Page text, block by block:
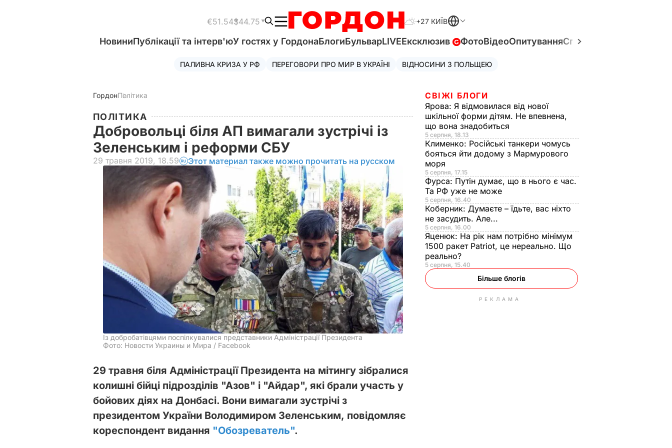
€51.54$44.75 +27 КИЇВ
НовиниПублікації та інтерв'юУ гостях у ГордонаБлогиБульварLIVEЕксклюзив ФотоВідеоОпитуванняСпецпроєкти
ПАЛИВНА КРИЗА У РФ ПЕРЕГОВОРИ ПРО МИР В УКРАЇНІ ВІДНОСИНИ З ПОЛЬЩЕЮ
ГордонПолітика
ПОЛІТИКА
Добровольці біля АП вимагали зустрічі із
Зеленським і реформи СБУ
29 травня 2019, 18.59 Этот материал также можно прочитать на русском
Із добробатівцями поспілкувалися представники Адміністрації Президента
Фото: Новости Украины и Мира / Facebook
29 травня біля Адміністрації Президента на мітингу зібралися
колишні бійці підрозділів "Азов" і "Айдар", які брали участь у
бойових діях на Донбасі. Вони вимагали зустрічі з
президентом України Володимиром Зеленським, повідомляє
кореспондент видання "Обозреватель".
СВІЖІ БЛОГИ
Ярова: Я відмовилася від нової
шкільної форми дітям. Не впевнена,
що вона знадобиться
5 серпня, 18.13
Клименко: Російські танкери чомусь
бояться йти додому з Мармурового
моря
5 серпня, 17.15
Фурса: Путін думає, що в нього є час.
Та РФ уже не може
5 серпня, 16.40
Коберник: Думаєте – їдьте, вас ніхто
не засудить. Але...
5 серпня, 16.00
Яценюк: На рік нам потрібно мінімум
1500 ракет Patriot, це нереально. Що
реально?
5 серпня, 15.40
Більше блогів
РЕКЛАМА